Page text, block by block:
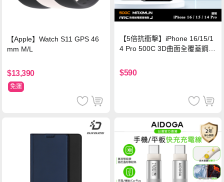
【Apple】Watch S11 GPS 46
mm M/L
$13,390
免運
【5倍抗衝擊】iPhone 16/15/1
4 Pro 500C 3D曲面全覆蓋鋼化
保護貼
$590